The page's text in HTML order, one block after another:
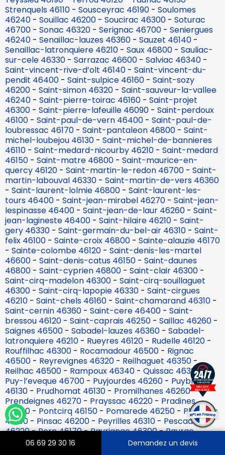
06 69 29 30 16 Demandez un devis
Strenquels 46110 - Sousceyrac 46190 - Soulomes
46240 - Souillac 46200 - Soucirac 46300 - Soturac
46700 - Sonac 46320 - Serignac 46700 - Seniergues
46240 - Senaillac-lauzes 46360 - Sauzet 46140 -
Senaillac-latronquiere 46210 - Saux 46800 - Sauliac-
sur-cele 46330 - Sarrazac 46600 - Salviac 46340 -
Saint-vincent-rive-d’olt 46140 - Saint-vincent-du-
pendit 46400 - Saint-sulpice 46160 - Saint-sozy
46200 - Saint-simon 46320 - Saint-sauveur-la-vallee
46240 - Saint-pierre-toirac 46160 - Saint-projet
46300 - Saint-pierre-lafeuille 46090 - Saint-perdoux
46100 - Saint-paul-de-vern 46400 - Saint-paul-de-
loubressac 46170 - Saint-pantaleon 46800 - Saint-
michel-loubejou 46130 - Saint-michel-de-bannieres
46110 - Saint-medard-nicourby 46210 - Saint-medard
46150 - Saint-matre 46800 - Saint-maurice-en-
quercy 46120 - Saint-martin-le-redon 46700 - Saint-
martin-labouval 46330 - Saint-martin-de-vers 46360
- Saint-laurent-lolmie 46800 - Saint-laurent-les-
tours 46400 - Saint-jean-mirabel 46270 - Saint-jean-
lespinasse 46400 - Saint-jean-de-laur 46260 - Saint-
jean-lagineste 46400 - Saint-hilaire 46210 - Saint-
gery 46330 - Saint-germain-du-bel-air 46310 - Saint-
felix 46100 - Sainte-croix 46800 - Sainte-alauzie 46170
- Sainte-colombe 46120 - Saint-denis-les-martel
46600 - Saint-denis-catus 46150 - Saint-daunes
46800 - Saint-cyprien 46800 - Saint-clair 46300 -
Saint-cirq-madelon 46300 - Saint-cirq-souillaguet
46300 - Saint-cirq-lapopie 46330 - Saint-cirgues
46210 - Saint-chels 46160 - Saint-chamarand 46310 -
Saint-cernin 46360 - Saint-cere 46400 - Saint-
bressou 46120 - Saint-caprais 46250 - Saillac 46260 -
Saignes 46500 - Sabadel-lauzes 46360 - Sabadel-
latronquiere 46210 - Rueyres 46120 - Rudelle 46120 -
Rouffilhac 46300 - Rocamadour 46500 - Rignac
46500 - Reyrevignes 46320 - Reilhaguet 46350 -
Reilhac 46500 - Rampoux 46340 - Quissac 46320-
Puy-l’eveque 46700 - Puyjourdes 46260 - Puybrun
46130 - Prudhomat 46130 - Promilhanes 46260-
Prendeignes 46270 - Prayssac 46220 - Pradines
46090 - Pontcirq 46150 - Pomarede 46250 - Planioles
46100 - Pinsac 46200 - Peyrilles 46310 - Pescadoires
46220-Pern 46170-Payrignac 46300-Payrac
46350-Parnac 46140 Padirac 46500- Orniac